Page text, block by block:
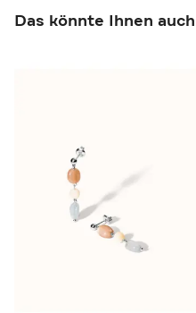
Das könnte Ihnen